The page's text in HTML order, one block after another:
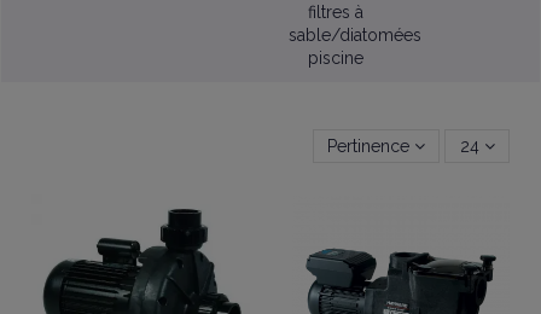
filtres à
sable/diatomées
piscine
Pertinence 24